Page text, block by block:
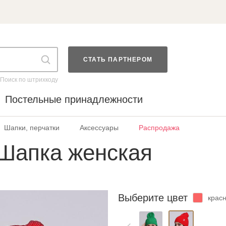
Поиск по штрихкоду
СТАТЬ ПАРТНЕРОМ
Постельные принадлежности
Шапки, перчатки Аксессуары Распродажа
женская
Выберите цвет